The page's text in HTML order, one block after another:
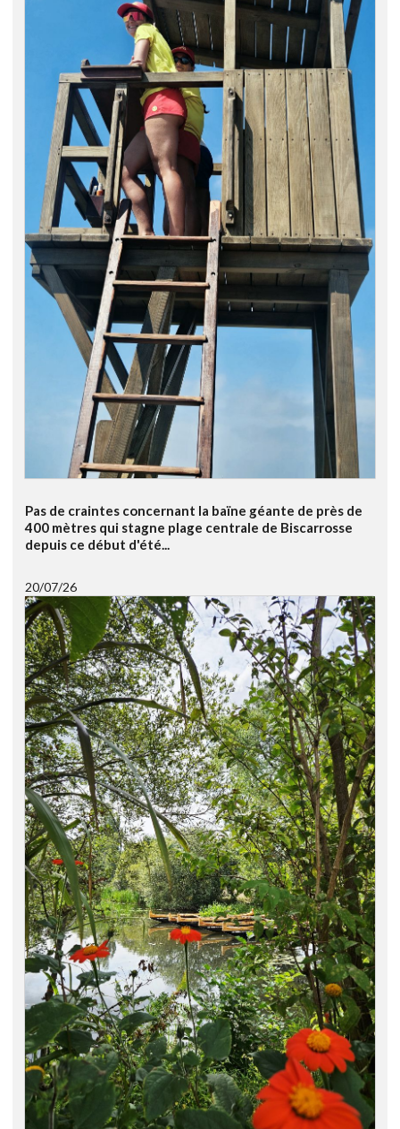
Pas de craintes concernant la baïne géante de près de
400 mètres qui stagne plage centrale de Biscarrosse
depuis ce début d'été...
20/07/26